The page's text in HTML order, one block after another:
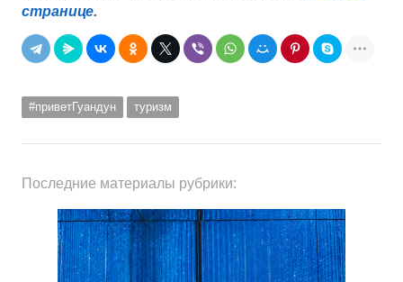
странице.
#приветГуандун туризм
Последние материалы рубрики: